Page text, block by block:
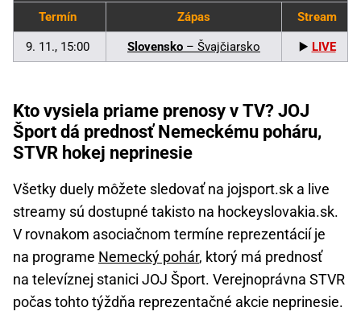
Termín Zápas Stream
9. 11., 15:00 Slovensko – Švajčiarsko ▶️ LIVE
Kto vysiela priame prenosy v TV? JOJ
Šport dá prednosť Nemeckému poháru,
STVR hokej neprinesie
Všetky duely môžete sledovať na jojsport.sk a live
streamy sú dostupné takisto na hockeyslovakia.sk.
V rovnakom asociačnom termíne reprezentácií je
na programe Nemecký pohár, ktorý má prednosť
na televíznej stanici JOJ Šport. Verejnoprávna STVR
počas tohto týždňa reprezentačné akcie neprinesie.